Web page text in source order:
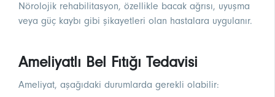
Nörolojik rehabilitasyon, özellikle bacak ağrısı, uyuşma
veya güç kaybı gibi şikayetleri olan hastalara uygulanır.
Ameliyatlı Bel Fıtığı Tedavisi
Ameliyat, aşağıdaki durumlarda gerekli olabilir: